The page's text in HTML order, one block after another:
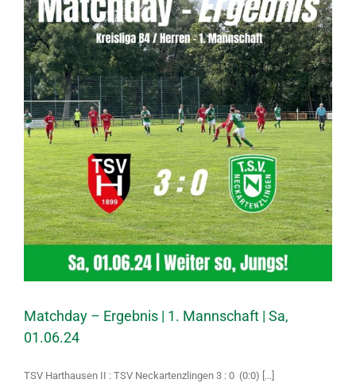
Matchday – Ergebnis | 1. Mannschaft | Sa,
01.06.24
TSV Harthausen II : TSV Neckartenzlingen 3 : 0 (0:0) [...]